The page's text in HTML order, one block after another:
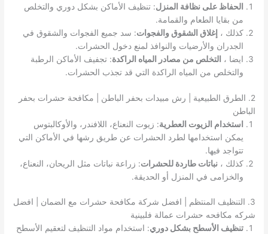
الحفاظ على نظافة المنزل: تنظيف الأماكن بشكل دوري والتخلص
من بقايا الطعام والقمامة.
كذلك ، إغلاق الشقوق والفجوات: سد جميع الفجوات والشقوق في
الجدران والأرضيات والنوافذ لمنع دخول الحشرات.
ايضا ، التخلص من مصادر المياه الراكدة: تجفيف الأماكن الرطبة
والتخلص من المياه الراكدة التي قد تجذب الحشرات.
2. الطرق الطبيعية | رش مبيدات بحفر الباطن | مكافحة حشرات بحفر
الباطن
استخدام الزيوت العطرية: زيوت النعناع، اللافندر، والأوكالبتوس
يمكن استخدامها لطرد الحشرات عن طريق رشها في الأماكن التي
تتواجد فيها.
كذلك ،نباتات طاردة للحشرات: زراعة نباتات مثل الريحان، النعناع،
والخزامى في المنزل أو الحديقة.
3. التنظيف المنتظم | افضل شركة مكافحة حشرات مع الضمان | افضل
شركه مكافحه حشرات عمالة فلبينية
تنظيف الأسطح بشكل دوري: استخدام مواد التنظيف لتعقيم الأسطح